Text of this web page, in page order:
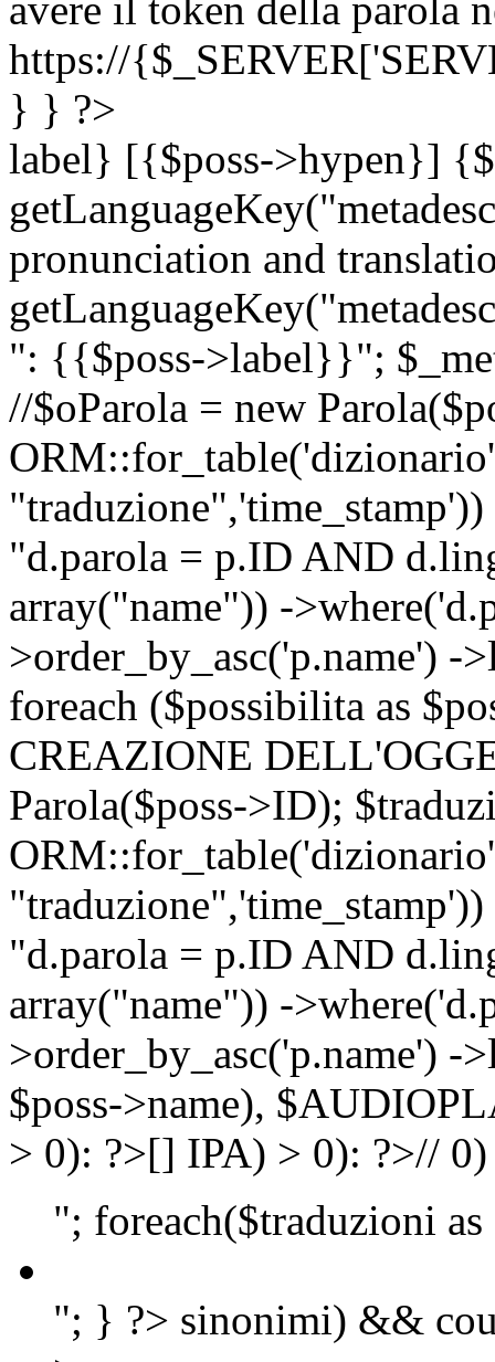
avere il token della parola
https://
} } ?>
label} [{$poss->hypen}]
pronunciation and
": {{$poss->label}}";
//$oParola = new
"d.parola = p.ID AND
array("name")) -
>order_by_asc('p.name')
foreach ($possibilita as
CREAZIONE
Parola($poss->ID);
"d.parola = p.ID AND
array("name")) -
>order_by_asc('p.name')
$poss->name),
> 0): ?>[] IPA) > 0): ?>//
"; foreach($traduzioni
"; } ?> sinonimi) &&